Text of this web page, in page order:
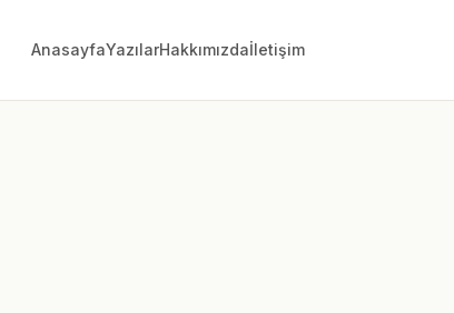
AnasayfaYazılarHakkımızdaİletişim